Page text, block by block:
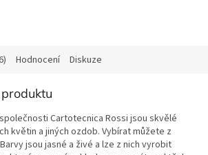
Hodnocení Diskuze
Cartotecnica Rossi jsou skvělé
květin a jiných ozdob. Vybírat můžete z
jsou jasné a živé a lze z nich vyrobit